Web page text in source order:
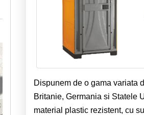
Dispunem de o gama variata
Britanie, Germania si Statele
material plastic rezistent, cu